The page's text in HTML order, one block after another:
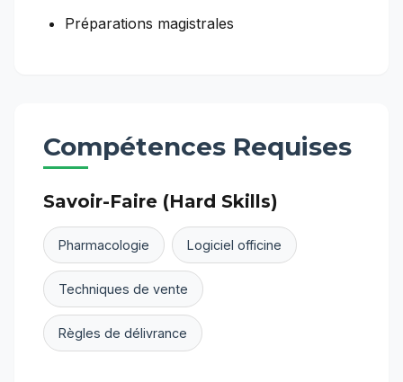
Préparations magistrales
Compétences Requises
Savoir-Faire (Hard Skills)
Pharmacologie Logiciel officine
Techniques de vente
Règles de délivrance